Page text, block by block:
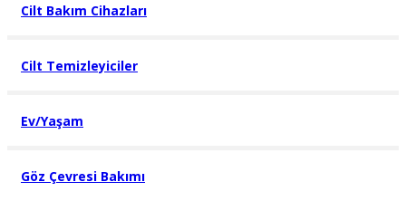
Cilt Bakım Cihazları
Cilt Temizleyiciler
Ev/Yaşam
Göz Çevresi Bakımı